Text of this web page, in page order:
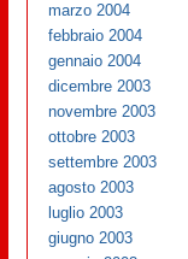
marzo 2004
febbraio 2004
gennaio 2004
dicembre 2003
novembre 2003
ottobre 2003
settembre 2003
agosto 2003
luglio 2003
giugno 2003